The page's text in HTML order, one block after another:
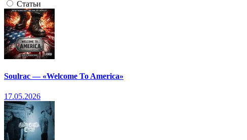
Статьи
Soulrac — «Welcome To America»
17.05.2026